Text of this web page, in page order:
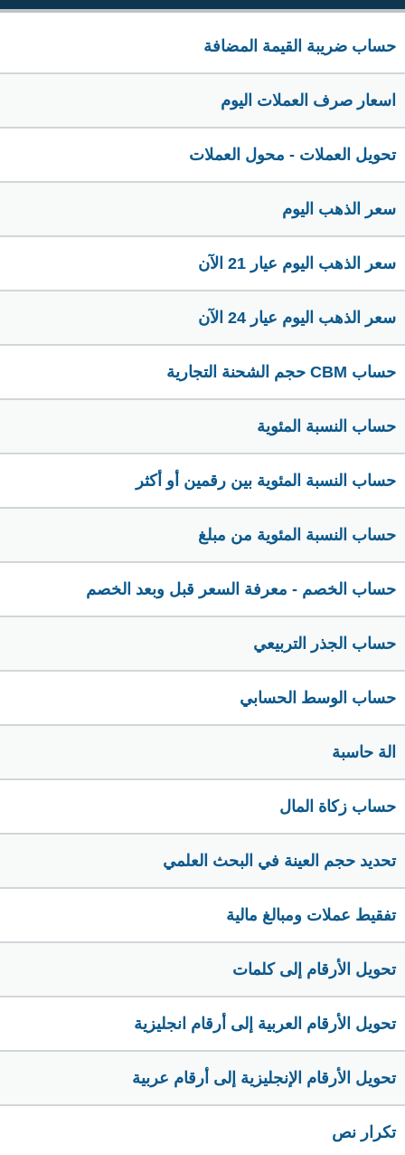
حساب ضريبة القيمة المضافة
اسعار صرف العملات اليوم
تحويل العملات - محول العملات
سعر الذهب اليوم
سعر الذهب اليوم عيار 21 الآن
سعر الذهب اليوم عيار 24 الآن
حساب CBM حجم الشحنة التجارية
حساب النسبة المئوية
حساب النسبة المئوية بين رقمين أو أكثر
حساب النسبة المئوية من مبلغ
حساب الخصم - معرفة السعر قبل وبعد الخصم
حساب الجذر التربيعي
حساب الوسط الحسابي
الة حاسبة
حساب زكاة المال
تحديد حجم العينة في البحث العلمي
تفقيط عملات ومبالغ مالية
تحويل الأرقام إلى كلمات
تحويل الأرقام العربية إلى أرقام انجليزية
تحويل الأرقام الإنجليزية إلى أرقام عربية
تكرار نص